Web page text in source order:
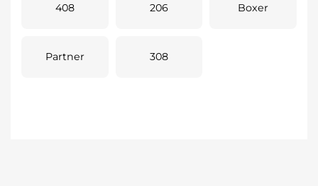
408 206 Boxer
Partner 308